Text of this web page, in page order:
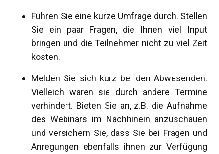
Führen Sie eine kurze Umfrage durch. Stellen
Sie ein paar Fragen, die Ihnen viel Input
bringen und die Teilnehmer nicht zu viel Zeit
kosten.
Melden Sie sich kurz bei den Abwesenden.
Vielleich waren sie durch andere Termine
verhindert. Bieten Sie an, z.B. die Aufnahme
des Webinars im Nachhinein anzuschauen
und versichern Sie, dass Sie bei Fragen und
Anregungen ebenfalls ihnen zur Verfügung